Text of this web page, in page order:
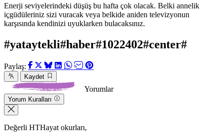
Enerji seviyelerindeki düşüş bu hafta çok olacak. Belki annelik
içgüdüleriniz sizi vuracak veya belkide aniden televizyonun
karşısında kendinizi uyuklarken bulacaksınız.
#yataytekli#haber#1022402#center#
Paylaş:
Kaydet
Yorumlar
Yorum Kuralları
Değerli HTHayat okurları,